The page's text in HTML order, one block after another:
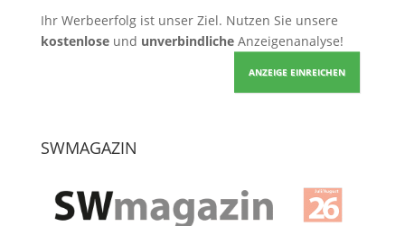
Ihr Werbeerfolg ist unser Ziel. Nutzen Sie unsere
kostenloseund unverbindlicheAnzeigenanalyse!
ANZEIGE EINREICHEN
SWMAGAZIN